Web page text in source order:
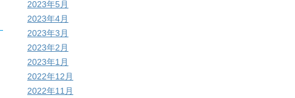
2023年5月
2023年4月
2023年3月
2023年2月
2023年1月
2022年12月
2022年11月